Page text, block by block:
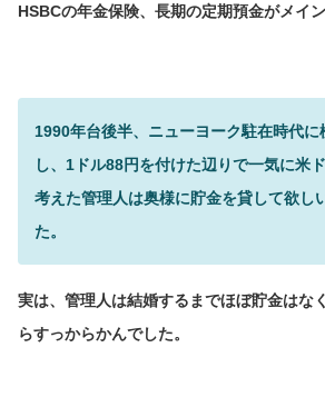
HSBCの年金保険、長期の定期預金がメイン
1990年台後半、ニューヨーク駐在時代
し、1ドル88円を付けた辺りで一気に米
考えた管理人は奥様に貯金を貸して欲し
た。
実は、管理人は結婚するまでほぼ貯金はな
らすっからかんでした。